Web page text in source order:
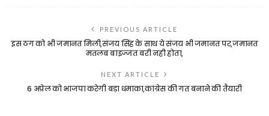
PREVIOUS ARTICLE
इस ठग को भी जमानत मिली,संजय सिंह के साथ ये संजय भी जमानत पर,जमानत
मतलब बाइज्जत बरी नही होता,
NEXT ARTICLE
6 अप्रेल को भाजपा करेगी बड़ा धमाका,कांग्रेस की गत बनाने की तैयारी